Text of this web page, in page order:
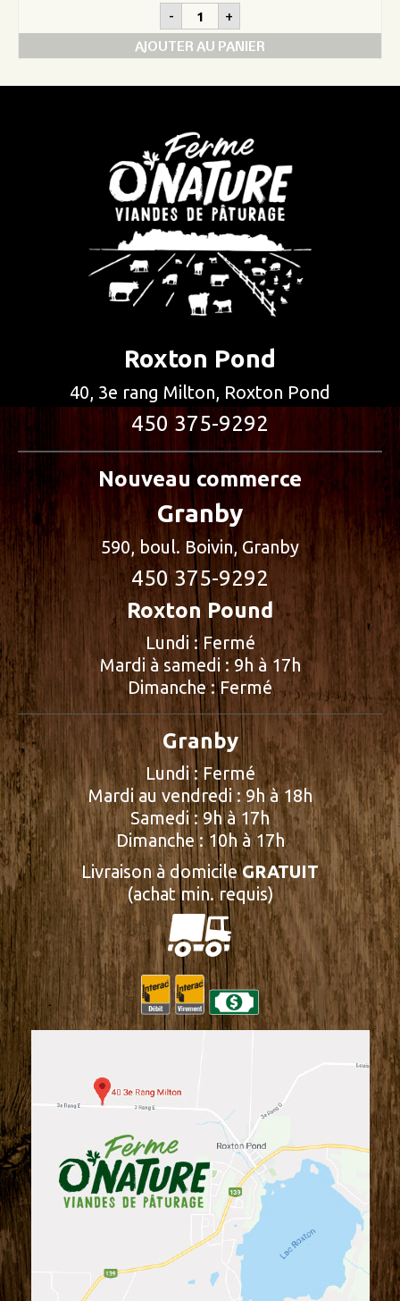
- quantité
de
Pizza
pepperoni
fromage
+
AJOUTER AU PANIER
Roxton Pond
40, 3e rang Milton, Roxton Pond
450 375-9292
Nouveau commerce
Granby
590, boul. Boivin, Granby
450 375-9292
Roxton Pound
Lundi : Fermé
Mardi à samedi : 9h à 17h
Dimanche : Fermé
Granby
Lundi : Fermé
Mardi au vendredi : 9h à 18h
Samedi : 9h à 17h
Dimanche : 10h à 17h
Livraison à domicileGRATUIT
(achat min. requis)